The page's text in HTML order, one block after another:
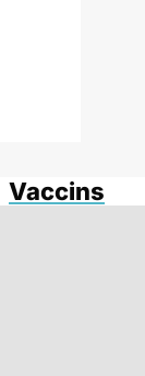
Vaccins